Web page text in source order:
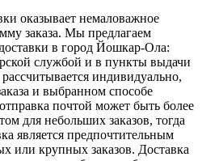
оказывает немаловажное
заказа. Мы предлагаем
в город Йошкар-Ола:
службой и в пункты выдачи
индивидуально,
и выбранном способе
почтой может быть более
для небольших заказов, тогда
является предпочтительным
или крупных заказов. Доставка